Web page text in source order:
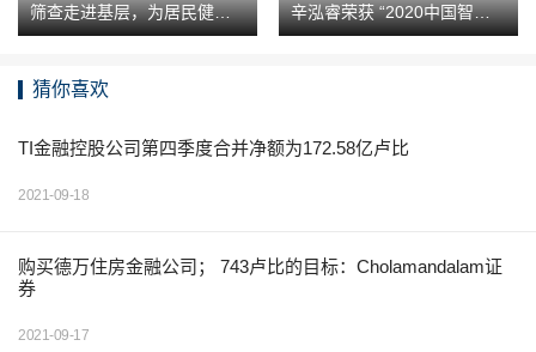
筛查走进基层，为居民健康
保驾护航
辛泓睿荣获 “2020中国智慧
城市创新解决方案奖”
猜你喜欢
TI金融控股公司第四季度合并净额为172.58亿卢比
2021-09-18
购买德万住房金融公司； 743卢比的目标：Cholamandalam证
券
2021-09-17